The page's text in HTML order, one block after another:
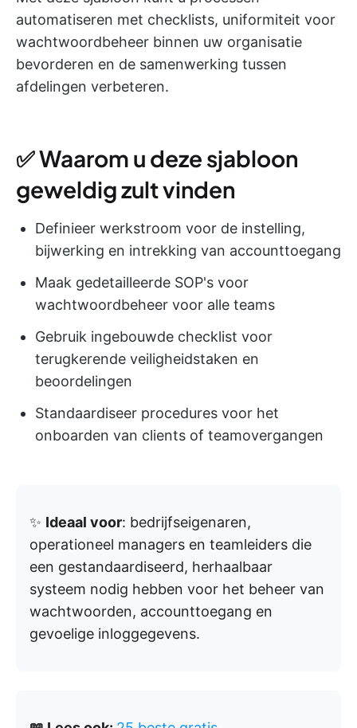
automatiseren met checklists, uniformiteit voor
wachtwoordbeheer binnen uw organisatie
bevorderen en de samenwerking tussen
afdelingen verbeteren.
✅ Waarom u deze sjabloon
geweldig zult vinden
Definieer werkstroom voor de instelling,
bijwerking en intrekking van accounttoegang
Maak gedetailleerde SOP's voor
wachtwoordbeheer voor alle teams
Gebruik ingebouwde checklist voor
terugkerende veiligheidstaken en
beoordelingen
Standaardiseer procedures voor het
onboarden van clients of teamovergangen
✨ Ideaal voor: bedrijfseigenaren,
operationeel managers en teamleiders die
een gestandaardiseerd, herhaalbaar
systeem nodig hebben voor het beheer van
wachtwoorden, accounttoegang en
gevoelige inloggegevens.